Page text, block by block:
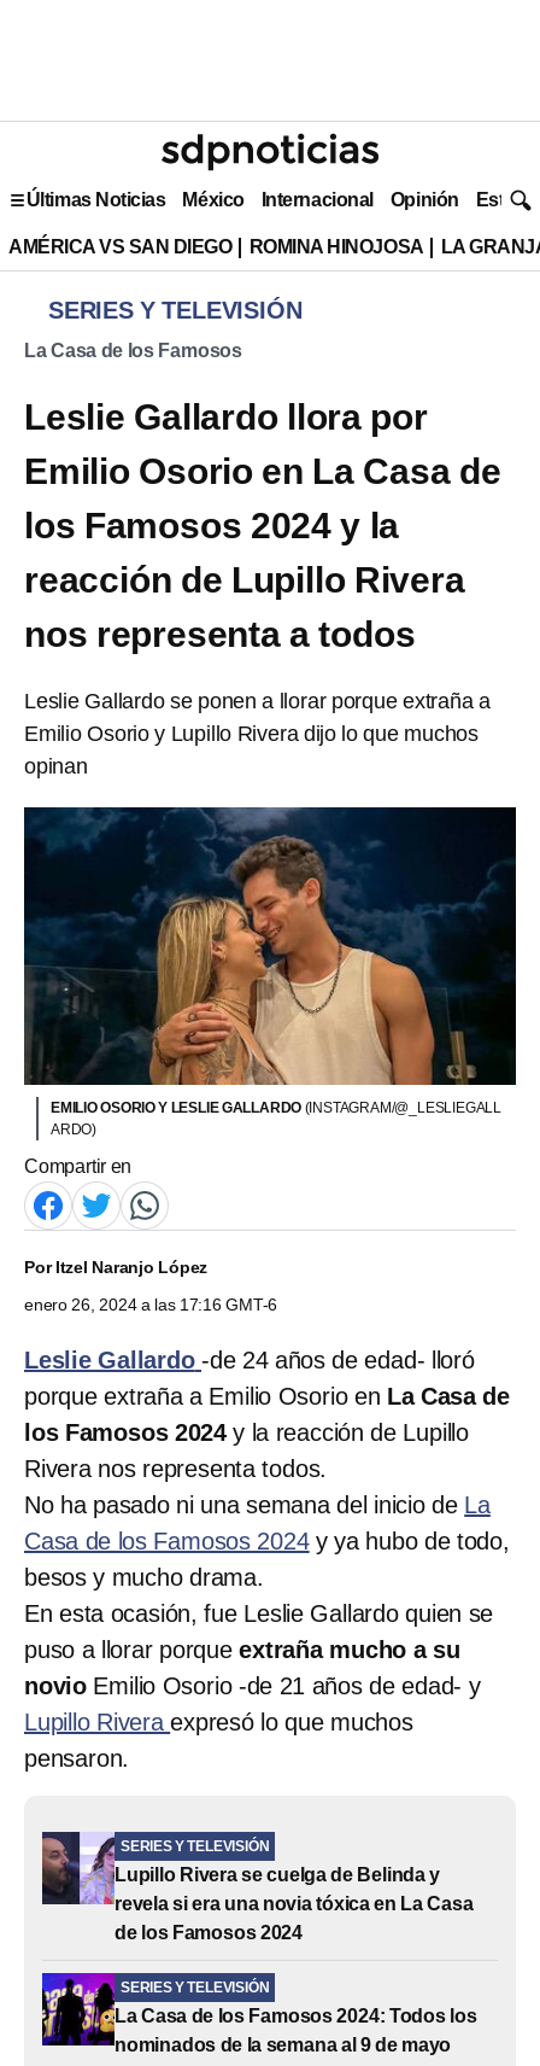
Últimas Noticias México Internacional Opinión Estilo
AMÉRICA VS SAN DIEGO ROMINA HINOJOSA LA
SERIES Y TELEVISIÓN
La Casa de los Famosos
Leslie Gallardo llora por
Emilio Osorio en La Casa de
los Famosos 2024 y la
reacción de Lupillo Rivera
nos representa a todos
Leslie Gallardo se ponen a llorar porque extraña a
Emilio Osorio y Lupillo Rivera dijo lo que muchos
opinan
EMILIO OSORIO Y LESLIE GALLARDO (INSTAGRAM/@_LESLIEGALL
ARDO)
Compartir en
PorItzel Naranjo López
enero 26, 2024 a las 17:16 GMT-6
Leslie Gallardo -de 24 años de edad- lloró
porque extraña a Emilio Osorio en La Casa de
los Famosos 2024 y la reacción de Lupillo
Rivera nos representa todos.
No ha pasado ni una semana del inicio de La
Casa de los Famosos 2024y ya hubo de todo,
besos y mucho drama.
En esta ocasión, fue Leslie Gallardo quien se
puso a llorar porqueextraña mucho a su
novio Emilio Osorio -de 21 años de edad- y
Lupillo Riveraexpresó lo que muchos
pensaron.
SERIES Y TELEVISIÓN
Lupillo Rivera se cuelga de Belinda y
revela si era una novia tóxica en La Casa
de los Famosos 2024
SERIES Y TELEVISIÓN
La Casa de los Famosos 2024: Todos los
nominados de la semana al 9 de mayo